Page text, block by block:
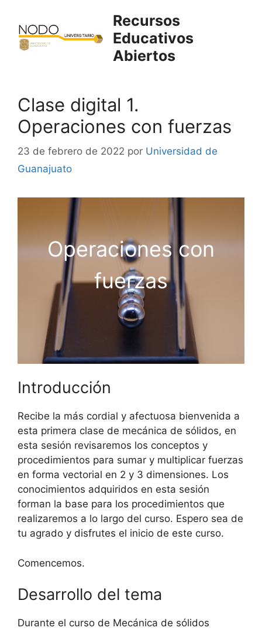
contenido
Recursos
Educativos
Abiertos
Clase digital 1.
Operaciones con fuerzas
23 de febrero de 2022 por Universidad de
Guanajuato
Operaciones con
fuerzas
Introducción
Recibe la más cordial y afectuosa bienvenida a
esta primera clase de mecánica de sólidos, en
esta sesión revisaremos los conceptos y
procedimientos para sumar y multiplicar fuerzas
en forma vectorial en 2 y 3 dimensiones. Los
conocimientos adquiridos en esta sesión
forman la base para los procedimientos que
realizaremos a lo largo del curso. Espero sea de
tu agrado y disfrutes el inicio de este curso.
Comencemos.
Desarrollo del tema
Durante el curso de Mecánica de sólidos